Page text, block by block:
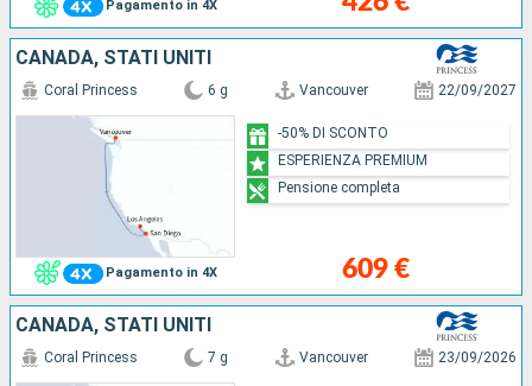
Pagamento in 4X
CANADA, STATI UNITI
Pagamento in 4X
Coral Princess 6 g Vancouver 22/09/2027
609 €
-50% DI SCONTO
ESPERIENZA PREMIUM
Pensione completa
CANADA, STATI UNITI
Coral Princess 7 g Vancouver 23/09/2026